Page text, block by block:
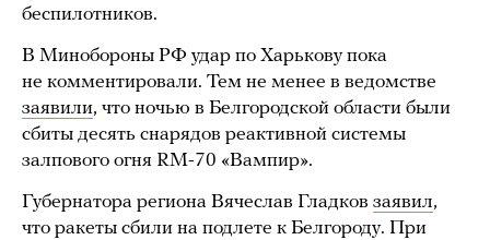
беспилотников.
В Минобороны РФ удар по Харькову пока
не комментировали. Тем не менее в ведомстве
заявили, что ночью в Белгородской области были
сбиты десять снарядов реактивной системы
залпового огня RM-70 «Вампир».
Губернатора региона Вячеслав Гладков заявил,
что ракеты сбили на подлете к Белгороду. При